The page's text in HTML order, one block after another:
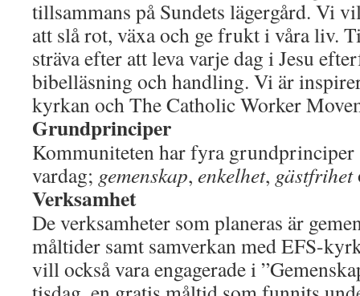
tillsammans på Sundets lägergård. Vi
att slå rot, växa och ge frukt i våra liv.
sträva efter att leva varje dag i Jesu
bibelläsning och handling. Vi är
kyrkan och The Catholic Worker
Grundprinciper
Kommuniteten har fyra
vardag; gemenskap, enkelhet, gästfrihet
Verksamhet
De verksamheter som planeras är
måltider samt samverkan med EFS-
vill också vara engagerade i